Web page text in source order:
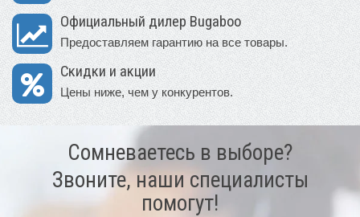
Официальный дилер Bugaboo
Предоставляем гарантию на все товары.
Скидки и акции
Цены ниже, чем у конкурентов.
Сомневаетесь в выборе?
Звоните, наши специалисты
помогут!